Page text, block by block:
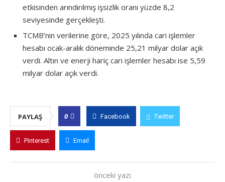
etkisinden arındırılmış işsizlik oranı yüzde 8,2
seviyesinde gerçekleşti.
TCMB’nin verilerine göre, 2025 yılında cari işlemler
hesabı ocak-aralık döneminde 25,21 milyar dolar açık
verdi. Altın ve enerji hariç cari işlemler hesabı ise 5,59
milyar dolar açık verdi.
PAYLAŞ 0 Facebook Twitter
Pinterest Email
önceki yazı